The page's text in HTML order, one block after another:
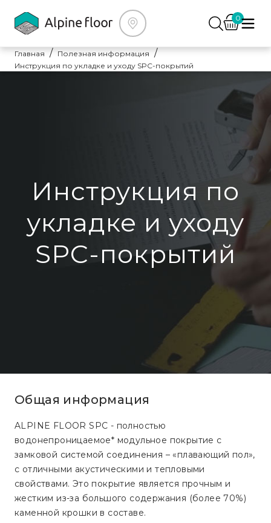
0
Главная
Полезная информация
Инструкция по укладке и уходу SPC-покрытий
Инструкция по
укладке и уходу
SPC-покрытий
Общая информация
ALPINE FLOOR SPC - полностью
водонепроницаемое* модульное покрытие с
замковой системой соединения – «плавающий пол»,
с отличными акустическими и тепловыми
свойствами. Это покрытие является прочным и
жестким из-за большого содержания (более 70%)
каменной крошки в составе.